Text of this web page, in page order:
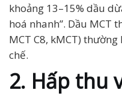
khoảng 13–15% dầu
hoá nhanh”. Dầu MCT
MCT C8, kMCT)
chế.
2. Hấp thu